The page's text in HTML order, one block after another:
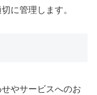
に管理します。
やサービスへのお